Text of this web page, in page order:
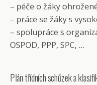
– péče o žáky
– práce se žáky s
– spolupráce s
OSPOD, PPP, SPC, …
Plán třídních schůzek a